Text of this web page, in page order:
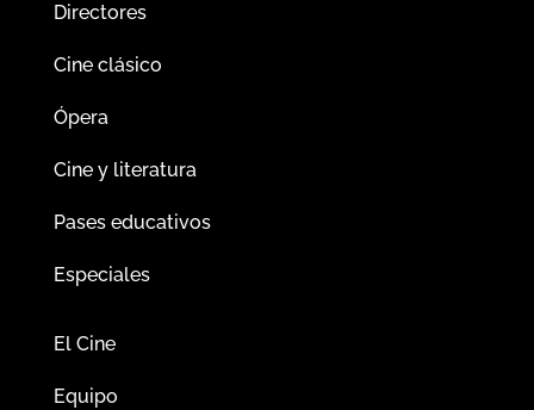
Directores
Cine clásico
Ópera
Cine y literatura
Pases educativos
Especiales
El Cine
Equipo